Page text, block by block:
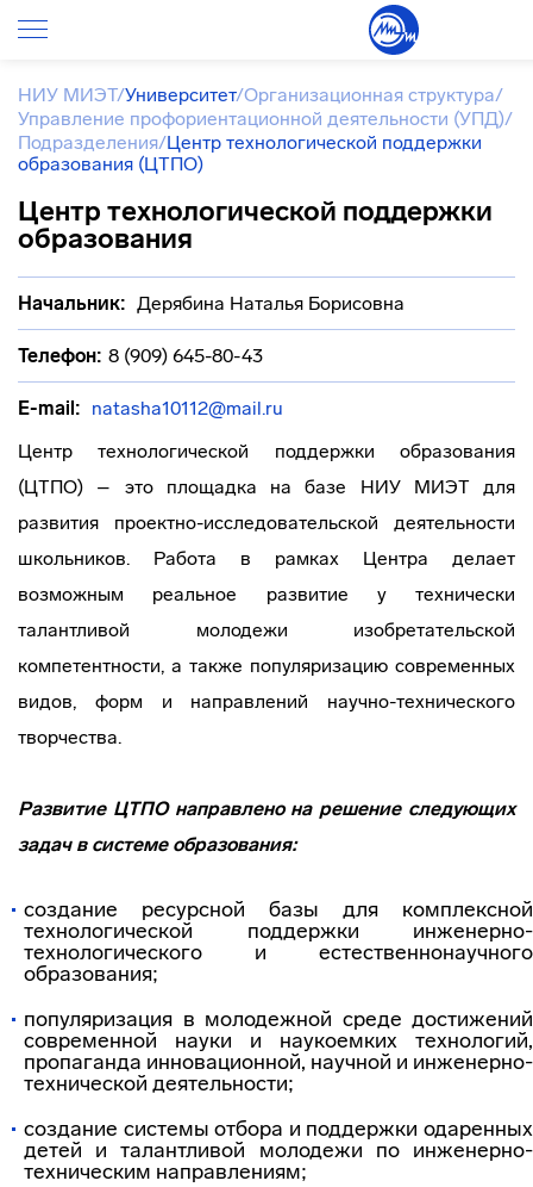
НИУ МИЭТ/Университет/Организационная структура/
Управление профориентационной деятельности (УПД)/
Подразделения/Центр технологической поддержки
образования (ЦТПО)
Центр технологической поддержки
образования
Начальник: Дерябина Наталья Борисовна
Телефон: 8 (909) 645-80-43
E-mail: natasha10112@mail.ru
Центр технологической поддержки образования
(ЦТПО) – это площадка на базе НИУ МИЭТ для
развития проектно-исследовательской деятельности
школьников. Работа в рамках Центра делает
возможным реальное развитие у технически
талантливой молодежи изобретательской
компетентности, а также популяризацию современных
видов, форм и направлений научно-технического
творчества.
Развитие ЦТПО направлено на решение следующих
задач в системе образования:
создание ресурсной базы для комплексной
технологической поддержки инженерно-
технологического и естественнонаучного
образования;
популяризация в молодежной среде достижений
современной науки и наукоемких технологий,
пропаганда инновационной, научной и инженерно-
технической деятельности;
создание системы отбора и поддержки одаренных
детей и талантливой молодежи по инженерно-
техническим направлениям;